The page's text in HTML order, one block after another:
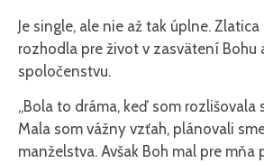
Je single, ale nie až tak úplne.
rozhodla pre život v zasvätení Bohu
spoločenstvu.
„Bola to dráma, keď som rozlišovala
Mala som vážny vzťah, plánovali
manželstva. Avšak Boh mal pre mňa